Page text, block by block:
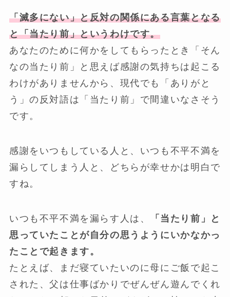
「滅多にない」と反対の関係にある言葉となる
と「当たり前」というわけです。
あなたのために何かをしてもらったとき「そん
なの当たり前」と思えば感謝の気持ちは起こる
わけがありませんから、現代でも「ありがと
う」の反対語は「当たり前」で間違いなさそう
です。
感謝をいつもしている人と、いつも不平不満を
漏らしてしまう人と、どちらが幸せかは明白で
すね。
いつも不平不満を漏らす人は、
「当たり前」と
思っていたことが自分の思うようにいかなかっ
たことで起きます。
たとえば、まだ寝ていたいのに母にご飯で起こ
された、父は仕事ばかりでぜんぜん遊んでくれ